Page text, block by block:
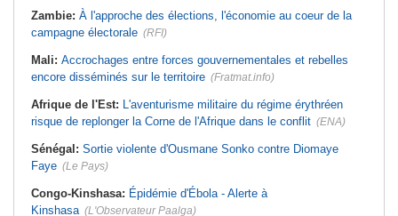
Mali:
La Biennale sportive fait son
retour après 36 ans d'interruption
Guinée:Nouvelle coupure des
2023
Burkina Faso:10e Cérémonial
Sankara
Afrique:
Le Maroc et l'Afrique du
Sud se retrouvent quatre ans après
duel de contrastes
Afrique:AfroBasket U18 - Le
quart
Zambie: À l'approche des élections, l'économie au coeur de la
campagne électorale (RFI)
Mali: Accrochages entre forces gouvernementales et rebelles
encore disséminés sur le territoire (Fratmat.info)
Afrique de l'Est: L'aventurisme militaire du régime érythréen
risque de replonger la Corne de l'Afrique dans le conflit (ENA)
Sénégal: Sortie violente d'Ousmane Sonko contre Diomaye
Faye (Le Pays)
Congo-Kinshasa: Épidémie d'Ébola - Alerte à
Kinshasa (L'Observateur Paalga)